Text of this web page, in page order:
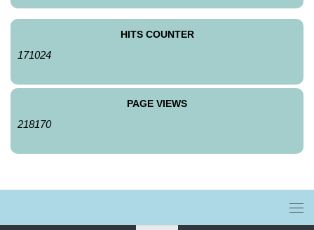
HITS COUNTER
171024
PAGE VIEWS
218170